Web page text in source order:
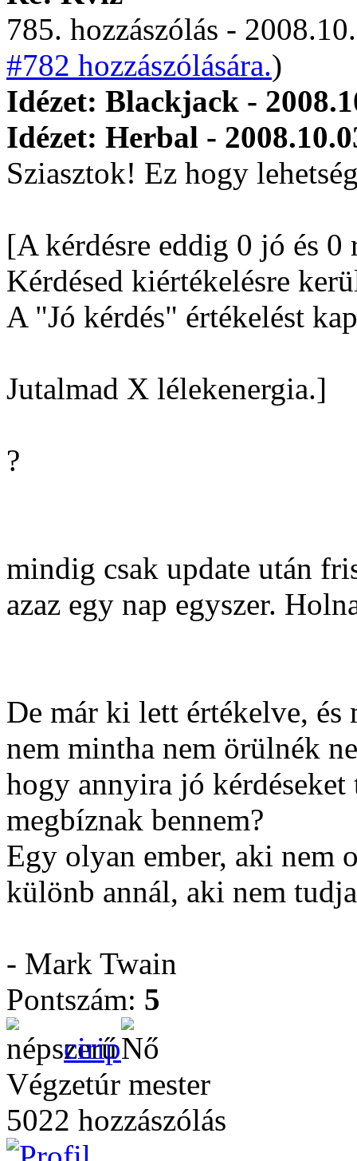
785. hozzászólás -
#782 hozzászólására.)
Idézet: Blackjack -
Idézet: Herbal -
Sziasztok! Ez hogy
[A kérdésre eddig 0 jó és 0
Kérdésed kiértékelésre
A "Jó kérdés" értékelést
Jutalmad X lélekenergia.]
?
mindig csak update után
azaz egy nap egyszer.
De már ki lett értékelve, és
nem mintha nem örülnék
hogy annyira jó
megbíznak bennem?
Egy olyan ember, aki nem
különb annál, aki nem
- Mark Twain
Pontszám: 5
cirip
Végzetúr mester
5022 hozzászólás